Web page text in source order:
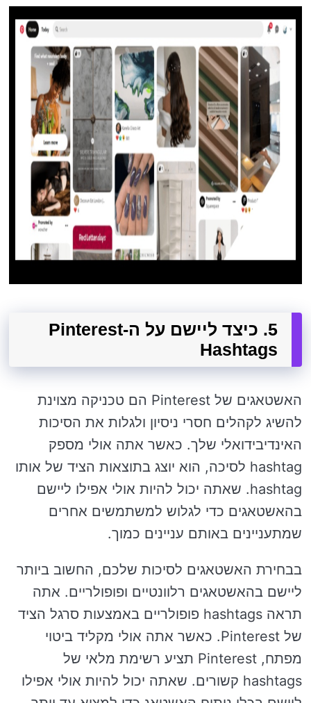
5. כיצד ליישם על ה-Pinterest
Hashtags
האשטאגים של Pinterest הם טכניקה מצוינת
להשיג לקהלים חסרי ניסיון ולגלות את הסיכות
האינדיבידואלי שלך. כאשר אתה אולי מספק
hashtag לסיכה, הוא יוצג בתוצאות הציד של אותו
hashtag. שאתה יכול להיות אולי אפילו ליישם
בהאשטאגים כדי לגלוש למשתמשים אחרים
שמתעניינים באותם עניינים כמוך.
בבחירת האשטאגים לסיכות שלכם, החשוב ביותר
ליישם בהאשטאגים רלוונטיים ופופולריים. אתה
תראה hashtags פופולריים באמצעות סרגל הציד
של Pinterest. כאשר אתה אולי מקליד ביטוי
מפתח, Pinterest תציע רשימת מלאי של
hashtags קשורים. שאתה יכול להיות אולי אפילו